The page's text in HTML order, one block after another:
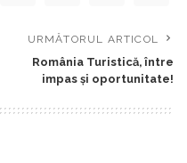
URMĂTORUL ARTICOL
România Turistică, între
impas și oportunitate!